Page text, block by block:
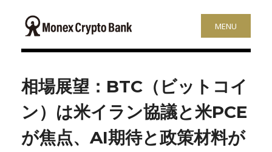
MENU
相場展望：BTC（ビットコイ
ン）は米イラン協議と米PCE
が焦点、AI期待と政策材料が